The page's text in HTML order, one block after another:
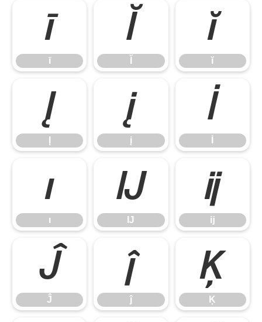
ī
ī
Ĭ ĭ
ĭ
Į į
į
İ
ı
ı
Ĳ
Ĳ
ĳ
ĳ
Ĵ
Ĵ
ĵ
ĵ
Ķ
Ķ